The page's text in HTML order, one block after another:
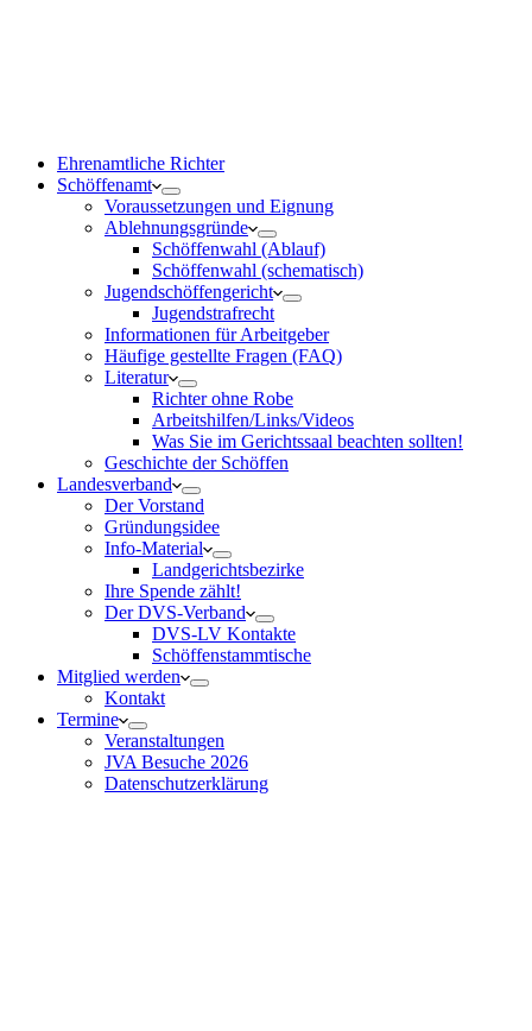
Ehrenamtliche Richter
Schöffenamt
Voraussetzungen und Eignung
Ablehnungsgründe
Schöffenwahl (Ablauf)
Schöffenwahl (schematisch)
Jugendschöffengericht
Jugendstrafrecht
Informationen für Arbeitgeber
Häufige gestellte Fragen (FAQ)
Literatur
Richter ohne Robe
Arbeitshilfen/Links/Videos
Was Sie im Gerichtssaal beachten sollten!
Geschichte der Schöffen
Landesverband
Der Vorstand
Gründungsidee
Info-Material
Landgerichtsbezirke
Ihre Spende zählt!
Der DVS-Verband
DVS-LV Kontakte
Schöffenstammtische
Mitglied werden
Kontakt
Termine
Veranstaltungen
JVA Besuche 2026
Datenschutz­erklärung